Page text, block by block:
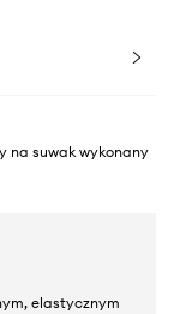
na suwak wykonany
elastycznym